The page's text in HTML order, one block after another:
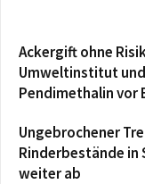
Ackergift ohne
Umweltinstitut und
Pendimethalin vor
Ungebrochener
Rinderbestände in
weiter ab